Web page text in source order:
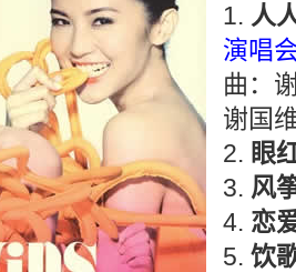
人
演唱
曲：
谢国
眼
风
恋
饮